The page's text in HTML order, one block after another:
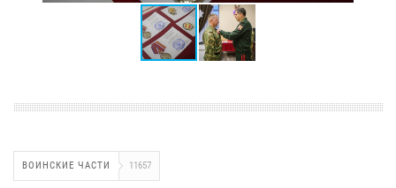
ВОИНСКИЕ ЧАСТИ 11657